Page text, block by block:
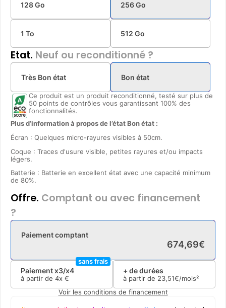
128 Go 256 Go
1 To 512 Go
Etat. Neuf ou reconditionné ?
Très Bon état Bon état
Ce produit est un produit reconditionné, testé sur plus de
50 points de contrôles vous garantissant 100% des
fonctionnalités.
Plus d’information à propos de l’état Bon état :
Écran : Quelques micro-rayures visibles à 50cm.
Coque : Traces d'usure visible, petites rayures et/ou impacts
légers.
Batterie : Batterie en excellent état avec une capacité minimum
de 80%.
Offre. Comptant ou avec financement
?
Paiement comptant
674,69€
Paiement x3/x4
à partir de 4x €
sans frais
+ de durées
à partir de 23,51€/mois²
Voir les conditions de financement